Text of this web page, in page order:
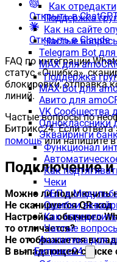
Как
Поддержка
Как на сайте
Частые
Telegram Bot
MAX для
Поддержка
MAX Bot для
Авито для
VK Сообщества
Одноклассники
Эквайринги
Функционал
Как
Чеки
СБП в
Ошибки
Как
Частые
Аналитика для
Битрикс24
Открыть в
Открыть в Claude
FAQ по интеграции
статус «Ошибка»,
блокировки, отправка
линий.
Частые вопросы по
Битрикс24. Если
помощьили напишите
Подключение и
Можно ли подключить
Не сканируется QR-код
Настройка обычного
то отличается?
Не отображается
В выпадающем списке